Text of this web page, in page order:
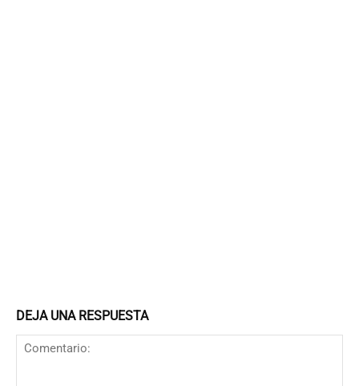
DEJA UNA RESPUESTA